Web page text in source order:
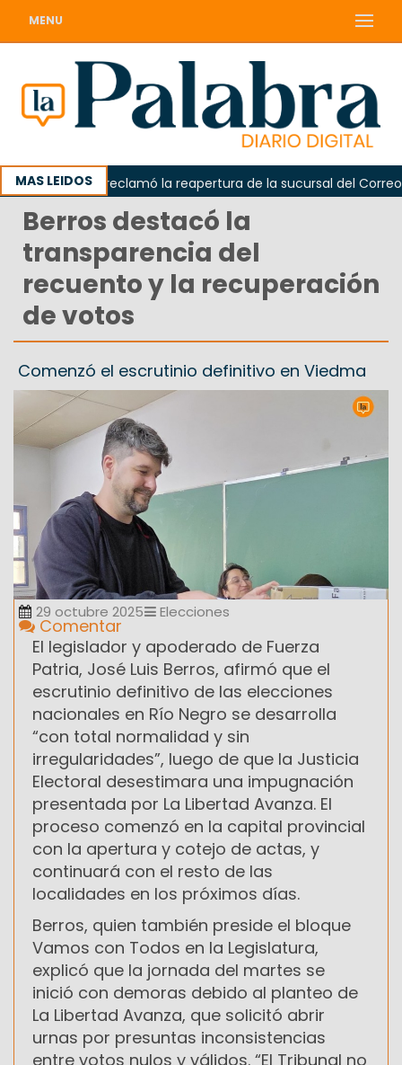
MENU
MAS LEIDOS
Odarda reclamó la reapertura de la sucursal del Correo
Berros destacó la
transparencia del
recuento y la recuperación
de votos
Comenzó el escrutinio definitivo en Viedma
29 octubre 2025 Elecciones
Comentar
El legislador y apoderado de Fuerza
Patria, José Luis Berros, afirmó que el
escrutinio definitivo de las elecciones
nacionales en Río Negro se desarrolla
“con total normalidad y sin
irregularidades”, luego de que la Justicia
Electoral desestimara una impugnación
presentada por La Libertad Avanza. El
proceso comenzó en la capital provincial
con la apertura y cotejo de actas, y
continuará con el resto de las
localidades en los próximos días.
Berros, quien también preside el bloque
Vamos con Todos en la Legislatura,
explicó que la jornada del martes se
inició con demoras debido al planteo de
La Libertad Avanza, que solicitó abrir
urnas por presuntas inconsistencias
entre votos nulos y válidos. “El Tribunal no